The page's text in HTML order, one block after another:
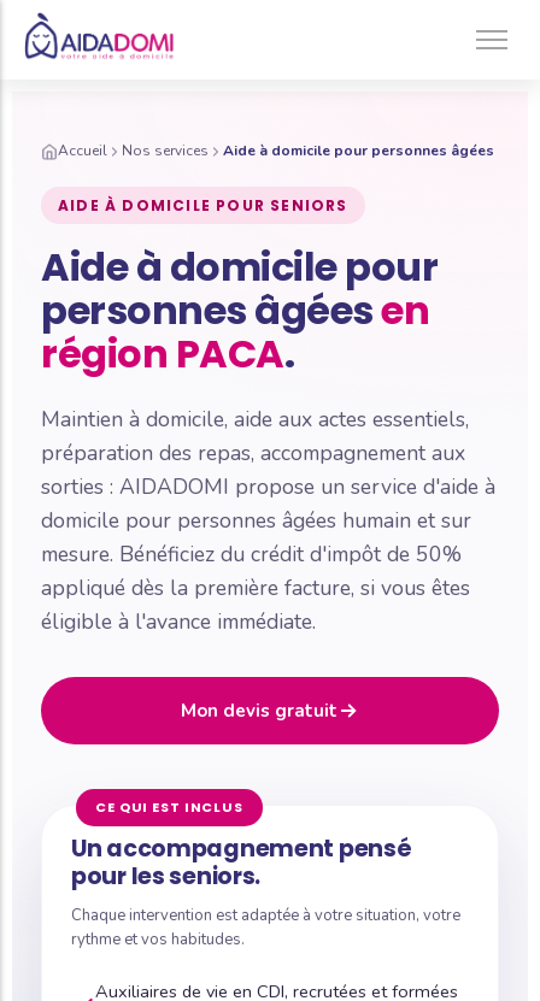
Garde d’enfants
Jardinage & Bricolage
Aide aux personnes âgées
Accompagnement du handicap
Téléassistance
Accueil Nos services Aide à domicile pour personnes âgées
AIDE À DOMICILE POUR SENIORS
Aide à domicile pour
personnes âgéesen
région PACA.
Maintien à domicile, aide aux actes essentiels,
préparation des repas, accompagnement aux
sorties : AIDADOMI propose un service d'aide à
domicile pour personnes âgées humain et sur
mesure. Bénéficiez du crédit d'impôt de 50%
appliqué dès la première facture, si vous êtes
éligible à l'avance immédiate.
Mon devis gratuit
CE QUI EST INCLUS
Un accompagnement pensé
pour les seniors.
Chaque intervention est adaptée à votre situation, votre
rythme et vos habitudes.
Auxiliaires de vie en CDI, recrutées et formées